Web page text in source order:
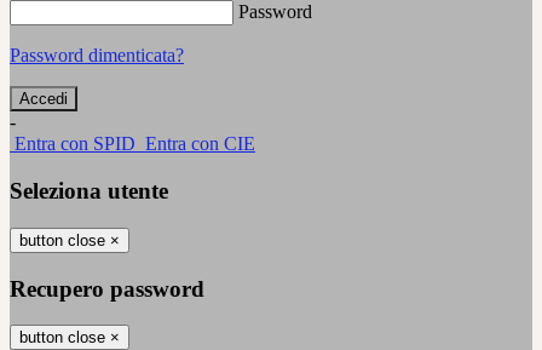
Password
Password dimenticata?
-
Entra con SPID Entra con CIE
Seleziona utente
button close ×
Recupero password
button close ×